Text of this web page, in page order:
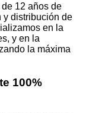
12 años de
y distribución de
en la
y en la
la máxima
100%